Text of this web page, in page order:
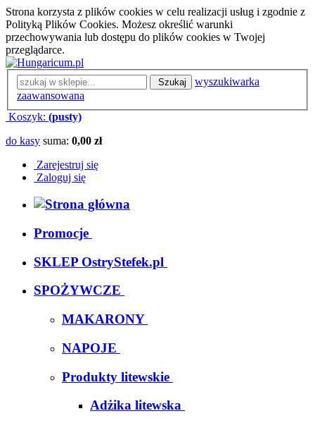
Strona korzysta z plików cookies w celu realizacji usług i zgodnie z
Polityką Plików Cookies. Możesz określić warunki
przechowywania lub dostępu do plików cookies w Twojej
przeglądarce.
Szukaj
wyszukiwarka
zaawansowana
Koszyk: (pusty)
do kasy suma: 0,00 zł
Zarejestruj się
Zaloguj się
Promocje
SKLEP OstryStefek.pl
SPOŻYWCZE
MAKARONY
NAPOJE
Produkty litewskie
Adżika litewska